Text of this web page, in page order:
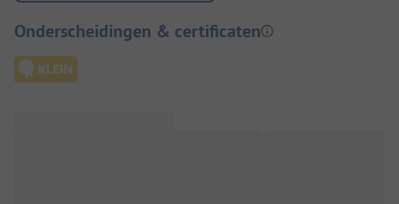
Onderscheidingen & certificaten